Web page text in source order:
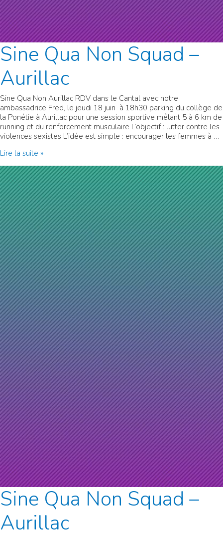
Sine Qua Non Squad –
Aurillac
Sine Qua Non Aurillac RDV dans le Cantal avec notre
ambassadrice Fred, le jeudi 18 juin à 18h30 parking du collège de
la Ponétie à Aurillac pour une session sportive mêlant 5 à 6 km de
running et du renforcement musculaire L’objectif : lutter contre les
violences sexistes L’idée est simple : encourager les femmes à …
Sine
Non
Squad
–
Aurillac
Lire la suite »
Sine Qua Non Squad –
Aurillac